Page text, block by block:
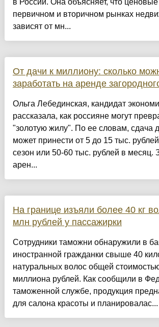
в России. Она объясняет, что
первичном и вторичном рынках
зависят от мн...
От дачи к миллиону: сколько
заработать на аренде
Ольга Лебединская, кандидат
рассказала, как россияне могут
"золотую жилу". По ее словам, сдача
может принести от 5 до 15 тыс. рублей
сезон или 50-60 тыс. рублей в месяц.
арен...
На границе изъяли более 40 кг
млн рублей у пассажирки
Сотрудники таможни обнаружили в
иностранной гражданки свыше 40
натуральных волос общей
миллиона рублей. Как сообщили в
таможенной службе, продукция
для салона красоты и планировалас...